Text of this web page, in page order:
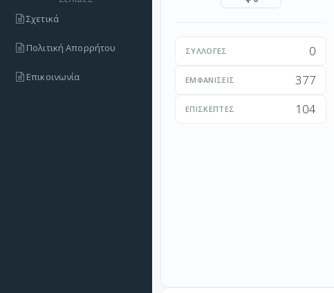
Σχετικά
Πολιτική Απορρήτου
Επικοινωνία
ΣΥΛΛΟΓΈΣ 0
ΕΜΦΑΝΊΣΕΙΣ 377
ΕΠΙΣΚΈΠΤΕΣ 104